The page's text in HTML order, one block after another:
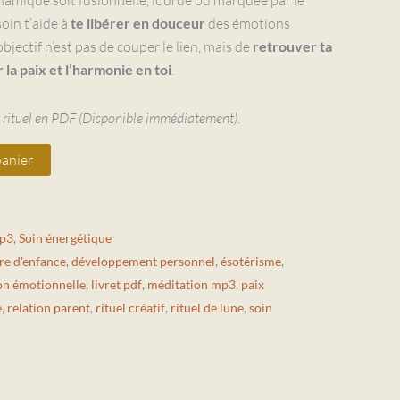
t’aide à te libérer en douceur des émotions
n’est pas de couper le lien, mais de retrouver ta
paix et l’harmonie en toi
en PDF (Disponible immédiatement).
, Soin énergétique
d'enfance, développement personnel, ésotérisme,
émotionnelle, livret pdf, méditation mp3, paix
, relation parent, rituel créatif, rituel de lune, soin